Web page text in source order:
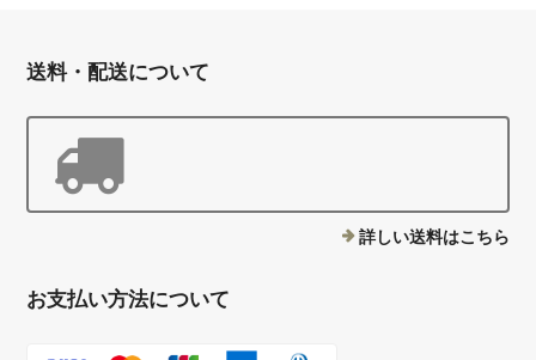
送料・配送について
詳しい送料はこちら
お支払い方法について